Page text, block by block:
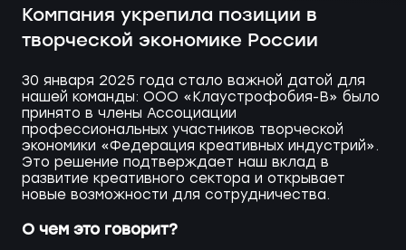
Компания укрепила позиции в
творческой экономике России
30 января 2025 года стало важной датой для
нашей команды: ООО «Клаустрофобия-В» было
принято в члены Ассоциации
профессиональных участников творческой
экономики «Федерация креативных индустрий».
Это решение подтверждает наш вклад в
развитие креативного сектора и открывает
новые возможности для сотрудничества.
О чем это говорит?